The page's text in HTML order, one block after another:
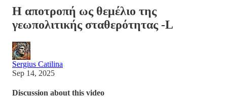
Η αποτροπή ως θεμέλιο της
γεωπολιτικής σταθερότητας -L
Sergius Catilina
Sep 14, 2025
Discussion about this video